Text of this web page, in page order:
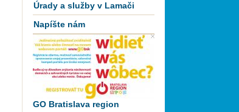
Úrady a služby v Lamači
Napíšte nám
GO Bratislava region